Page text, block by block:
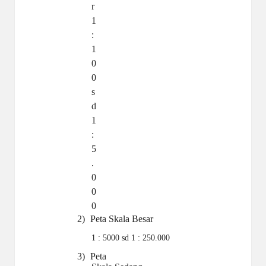
r
1
:
1
0
0
s
d
1
:
5
.
0
0
0
2) Peta Skala Besar
1 : 5000 sd 1 : 250.000
3) Peta